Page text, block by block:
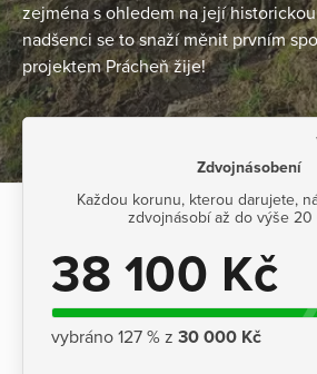
zejména s ohledem na její
nadšenci se to snaží měnit prvním
projektem Prácheň žije!
Zdvojnásobení
Každou korunu, kterou darujete,
zdvojnásobí až do výše
38 100 Kč
vybráno 127 % z 30 000 Kč